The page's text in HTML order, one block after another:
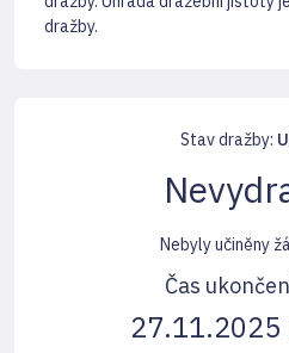
dražby.
Stav dražby:
Nebyly učiněny
Čas